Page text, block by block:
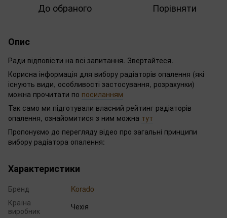
До обраного Порівняти
Опис
Ради відповісти на всі запитання. Звертайтеся.
Корисна інформація для вибору радіаторів опалення (які
існують види, особливості застосування, розрахунки)
можна прочитати по посиланням
Так само ми підготували власний рейтинг радіаторів
опалення, ознайомитися з ним можна тут
Пропонуємо до перегляду відео про загальні принципи
вибору радіатора опалення:
Характеристики
Бренд
Korado
Країна
виробник
Чехія